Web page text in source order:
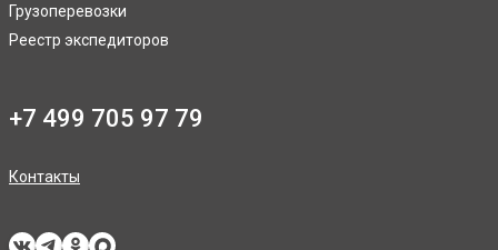
Грузоперевозки
Реестр экспедиторов
+7 499 705 97 79
Контакты